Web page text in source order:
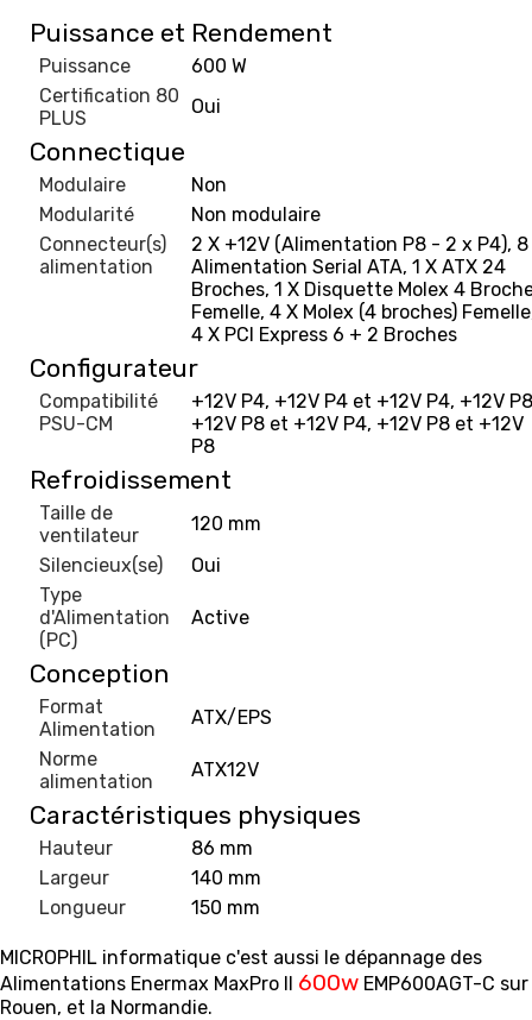
Puissance et Rendement
Puissance
600 W
Certification 80
PLUS
Oui
Connectique
Modulaire
Non
Modularité
Non modulaire
Connecteur(s)
alimentation
2 X +12V (Alimentation P8 - 2 x P4), 8
Alimentation Serial ATA, 1 X ATX 24
Broches, 1 X Disquette Molex 4
Femelle, 4 X Molex (4 broches)
4 X PCI Express 6 + 2 Broches
Configurateur
Compatibilité
PSU-CM
+12V P4, +12V P4 et +12V P4, +12V
+12V P8 et +12V P4, +12V P8 et +12V
P8
Refroidissement
Taille de
ventilateur
120 mm
Silencieux(se)
Oui
Type
d'Alimentation
(PC)
Active
Conception
Format
Alimentation
ATX/EPS
Norme
alimentation
ATX12V
Caractéristiques physiques
Hauteur
86 mm
Largeur
140 mm
Longueur
150 mm
MICROPHIL informatique c'est aussi le dépannage des
Alimentations Enermax MaxPro II 600w ‎EMP600AGT-C sur
Rouen, et la Normandie.